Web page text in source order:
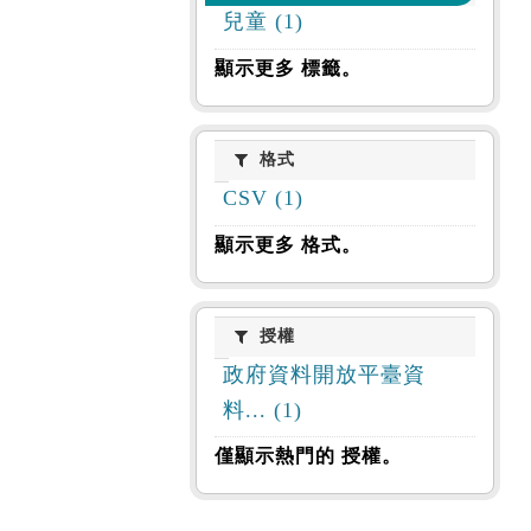
兒童 (1)
顯示更多 標籤。
格式格式
CSV (1)
顯示更多 格式。
授權授權
政府資料開放平臺資
料... (1)
僅顯示熱門的 授權。